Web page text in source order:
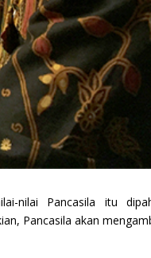
nilai Pancasila itu
Pancasila akan